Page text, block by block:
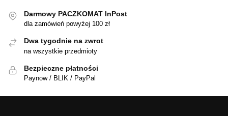
Darmowy PACZKOMAT InPost
dla zamówień powyżej 100 zł
Dwa tygodnie na zwrot
na wszystkie przedmioty
Bezpieczne płatności
Paynow / BLIK / PayPal